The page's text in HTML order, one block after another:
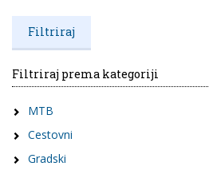
Filtriraj prema kategoriji
MTB
Cestovni
Gradski